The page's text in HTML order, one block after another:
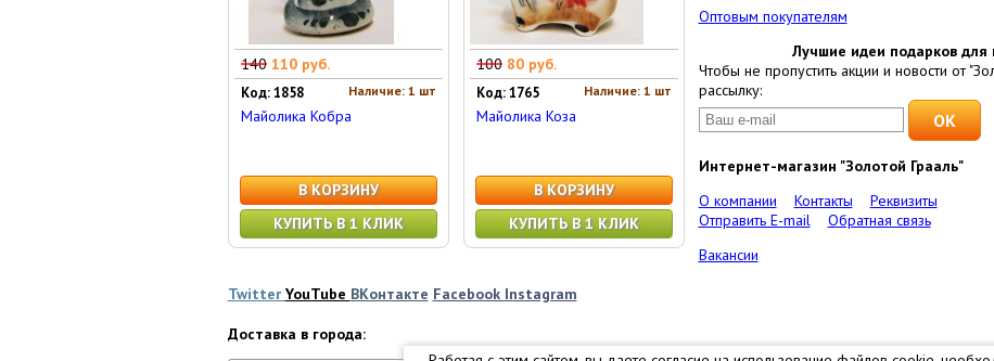
140 110 руб.
Наличие: 1 шт
Код: 1858
Майолика Кобра
В КОРЗИНУ
КУПИТЬ В 1 КЛИК
100 80 руб.
Наличие: 1 шт
Код: 1765
Майолика Коза
В КОРЗИНУ
КУПИТЬ В 1 КЛИК
Оптовым покупателям
Лучшие идеи подарков для
Чтобы не пропустить акции и новости от
рассылку:
Интернет-магазин "Золотой Грааль"
О компании
Контакты
Реквизиты
Отправить E-mail
Обратная связь
Вакансии
Twitter YouTube ВКонтакте Facebook Instagram
Доставка в города: